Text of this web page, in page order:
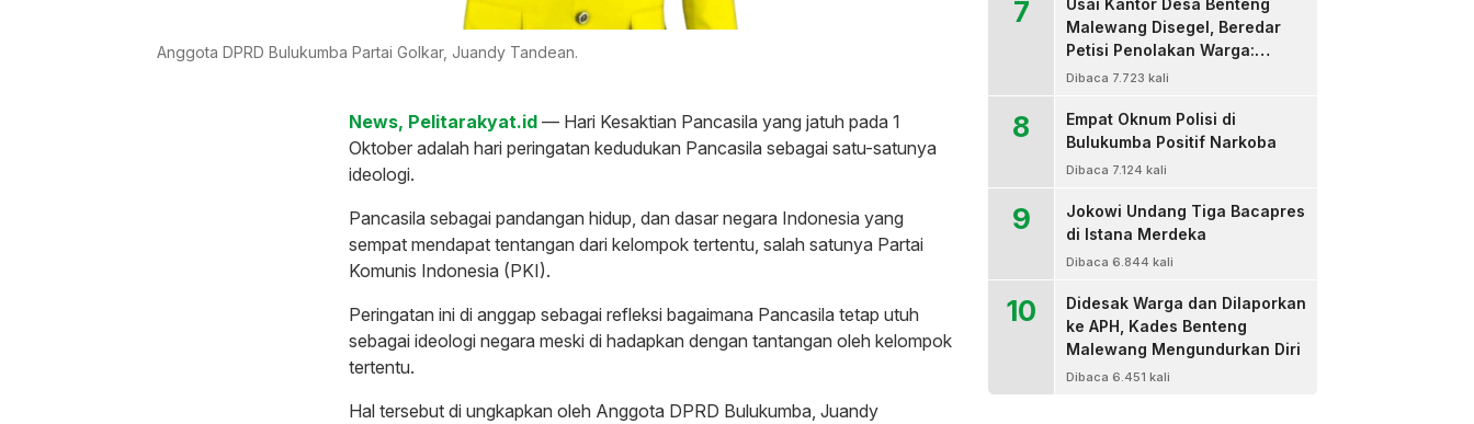
Anggota DPRD Bulukumba Partai Golkar, Juandy Tandean.
News, Pelitarakyat.id — Hari Kesaktian Pancasila yang jatuh pada 1
Oktober adalah hari peringatan kedudukan Pancasila sebagai satu-satunya
ideologi.
Pancasila sebagai pandangan hidup, dan dasar negara Indonesia yang
sempat mendapat tentangan dari kelompok tertentu, salah satunya Partai
Komunis Indonesia (PKI).
Peringatan ini di anggap sebagai refleksi bagaimana Pancasila tetap utuh
sebagai ideologi negara meski di hadapkan dengan tantangan oleh kelompok
tertentu.
Hal tersebut di ungkapkan oleh Anggota DPRD Bulukumba, Juandy
7
Usai Kantor Desa Benteng
Malewang Disegel, Beredar
Petisi Penolakan Warga:
Sekretaris Hingga BPD Turut
Dibaca 7.723 kali
8
Empat Oknum Polisi di
Bulukumba Positif Narkoba
Dibaca 7.124 kali
9
Jokowi Undang Tiga Bacapres
di Istana Merdeka
Dibaca 6.844 kali
10
Didesak Warga dan Dilaporkan
ke APH, Kades Benteng
Malewang Mengundurkan Diri
Dibaca 6.451 kali